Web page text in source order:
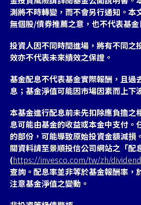
測將不時轉變，而不會另行通知。本
無個股/債券推薦之意，也不代表基金
投資人因不同時間進場，將有不同之
效亦不代表未來績效之保證。
基金配息不代表基金實際報酬，且過
息；基金淨值可能因市場因素而上下
本基金進行配息前未先扣除應負擔之
息可能由基金的收益或本金中支付。
的部份，可能導致原始投資金額減損
關資料請至景順投信公司網站之「配
(https://invesco.com/tw/zh/
查詢。配息率並非等於基金報酬率，
注意基金淨值之變動。